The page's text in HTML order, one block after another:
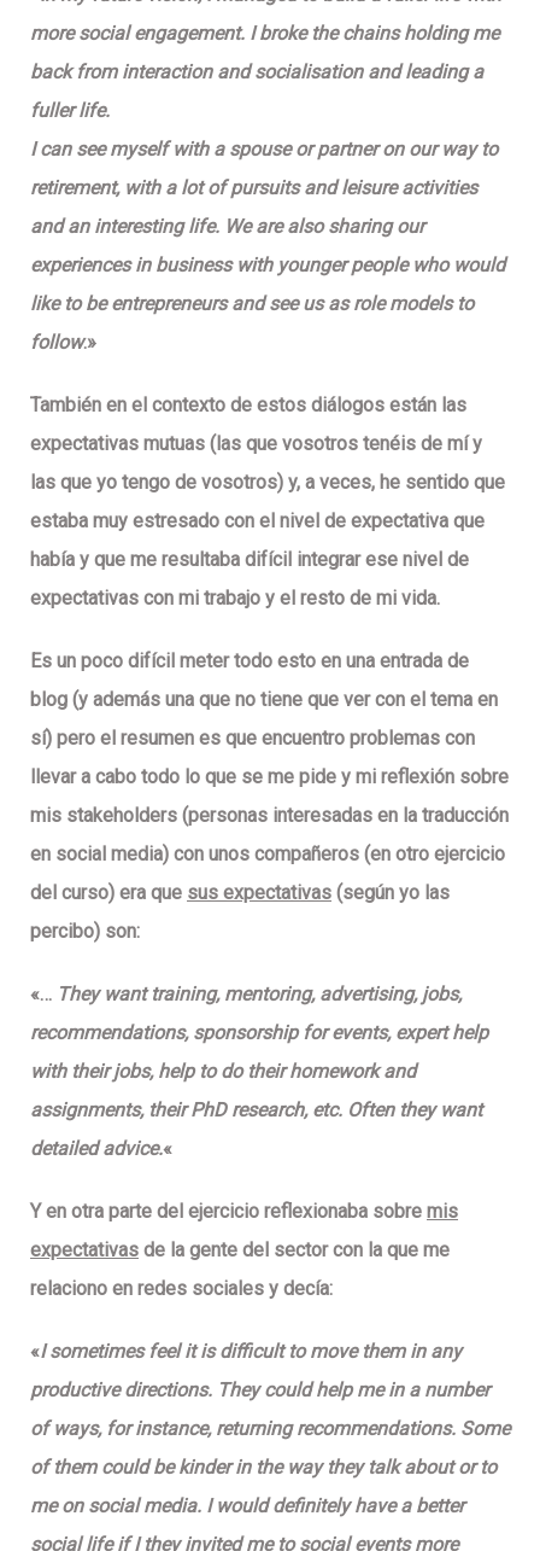
more social engagement. I broke the chains holding me
back from interaction and socialisation and leading a
fuller life.
I can see myself with a spouse or partner on our way to
retirement, with a lot of pursuits and leisure activities
and an interesting life. We are also sharing our
experiences in business with younger people who would
like to be entrepreneurs and see us as role models to
follow.»
También en el contexto de estos diálogos están las
expectativas mutuas (las que vosotros tenéis de mí y
las que yo tengo de vosotros) y, a veces, he sentido que
estaba muy estresado con el nivel de expectativa que
había y que me resultaba difícil integrar ese nivel de
expectativas con mi trabajo y el resto de mi vida.
Es un poco difícil meter todo esto en una entrada de
blog (y además una que no tiene que ver con el tema en
sí) pero el resumen es que encuentro problemas con
llevar a cabo todo lo que se me pide y mi reflexión sobre
mis stakeholders (personas interesadas en la traducción
en social media) con unos compañeros (en otro ejercicio
del curso) era que sus expectativas (según yo las
percibo) son:
«… They want training, mentoring, advertising, jobs,
recommendations, sponsorship for events, expert help
with their jobs, help to do their homework and
assignments, their PhD research, etc. Often they want
detailed advice.«
Y en otra parte del ejercicio reflexionaba sobre mis
expectativas de la gente del sector con la que me
relaciono en redes sociales y decía:
«I sometimes feel it is difficult to move them in any
productive directions. They could help me in a number
of ways, for instance, returning recommendations. Some
of them could be kinder in the way they talk about or to
me on social media. I would definitely have a better
social life if I they invited me to social events more